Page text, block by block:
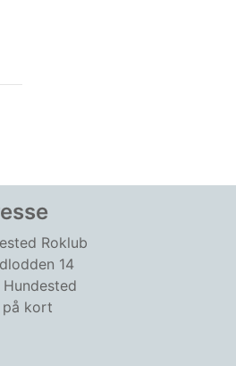
Roklub
14
på kort